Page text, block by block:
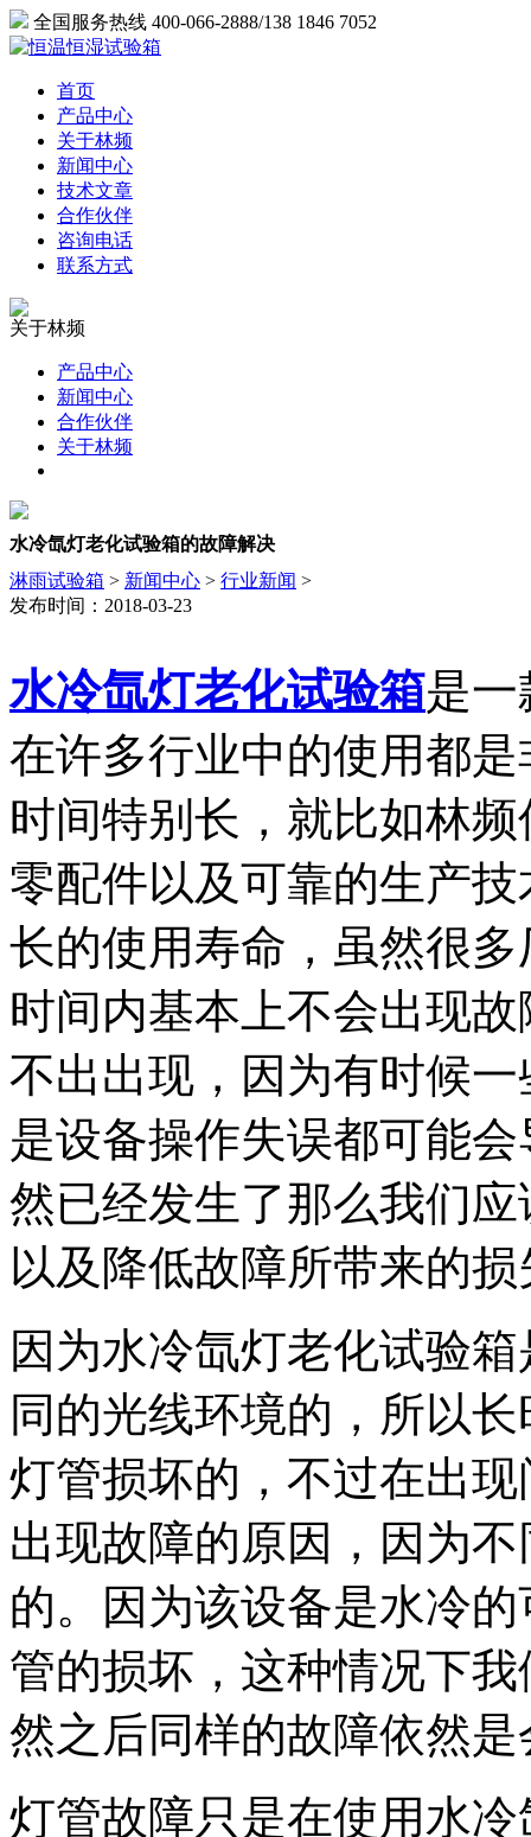
全国服务热线 400-066-2888/138 1846 7052
首页
产品中心
关于林频
新闻中心
技术文章
合作伙伴
咨询电话
联系方式
关于林频
产品中心
新闻中心
合作伙伴
关于林频
水冷氙灯老化试验箱的故障解决
淋雨试验箱 > 新闻中心 > 行业新闻 >
发布时间：2018-03-23
水冷氙灯老化试验箱是
在许多行业中的使用都
时间特别长，就比如林
零配件以及可靠的生产
长的使用寿命，虽然很
时间内基本上不会出现
不出出现，因为有时候
是设备操作失误都可能
然已经发生了那么我们
以及降低故障所带来的损
因为水冷氙灯老化试验
同的光线环境的，所以
灯管损坏的，不过在出
出现故障的原因，因为
的。因为该设备是水冷
管的损坏，这种情况下
然之后同样的故障依然
灯管故障只是在使用水